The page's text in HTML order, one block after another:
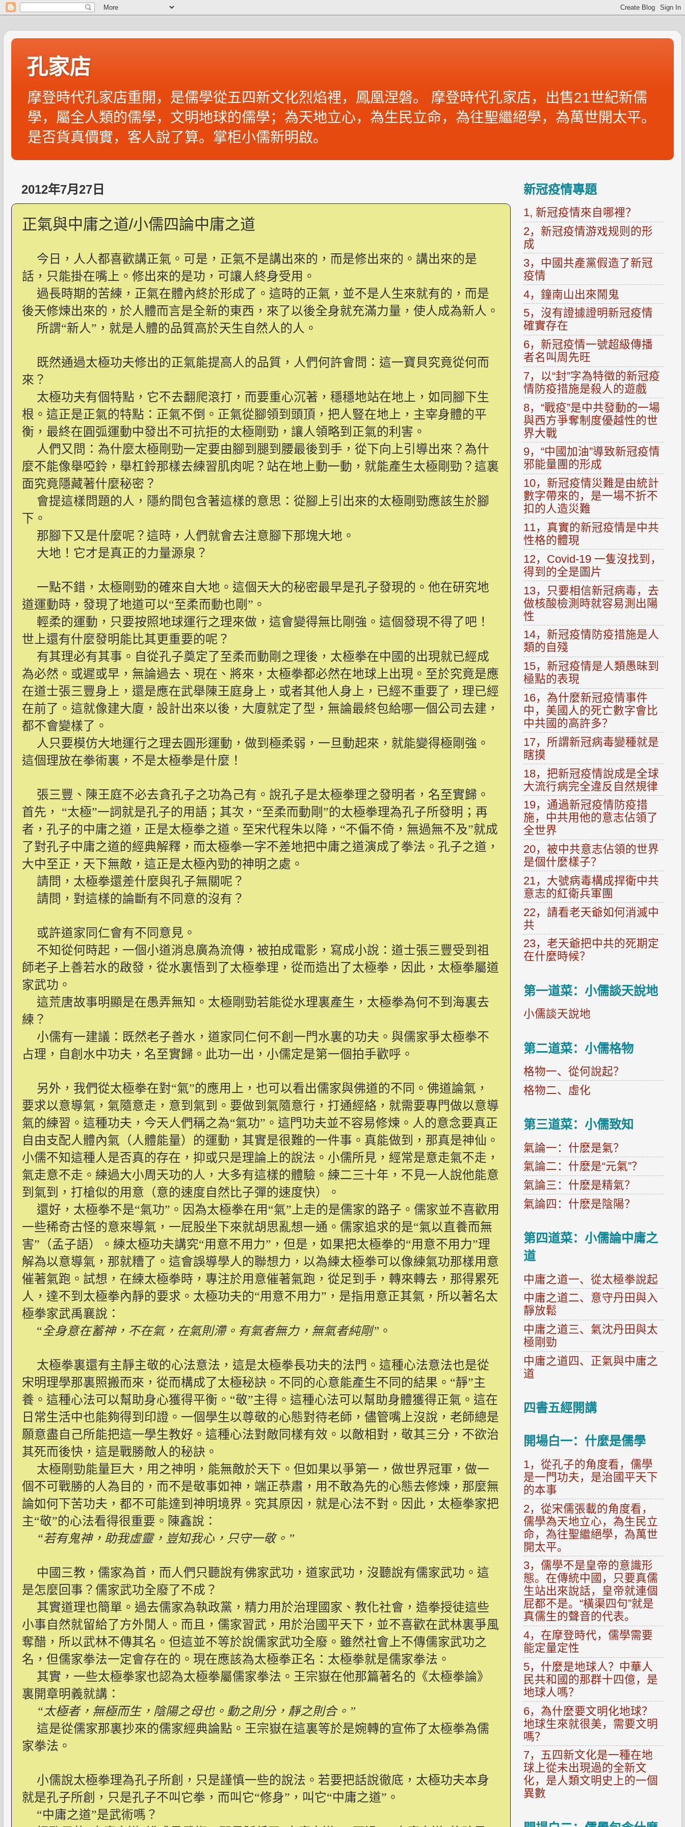
孔家店
摩登時代孔家店重開，是儒學從五四新文化烈焰裡，鳳凰涅磐。 摩登時代孔家店，出售21世紀新儒
學，屬全人類的儒學，文明地球的儒學；為天地立心，為生民立命，為往聖繼絕學，為萬世開太平。
是否貨真價實，客人說了算。掌柜小儒新明啟。
2012年7月27日
正氣與中庸之道/小儒四論中庸之道
今日，人人都喜歡講正氣。可是，正氣不是講出來的，而是修出來的。講出來的是
話，只能掛在嘴上。修出來的是功，可讓人終身受用。
過長時期的苦練，正氣在體內終於形成了。這時的正氣，並不是人生來就有的，而是
後天修煉出來的，於人體而言是全新的東西，來了以後全身就充滿力量，使人成為新人。
所謂“新人”，就是人體的品質高於天生自然人的人。
既然通過太極功夫修出的正氣能提高人的品質，人們何許會問：這一寶貝究竟從何而
來？
太極功夫有個特點，它不去翻爬滾打，而要重心沉著，穩穩地站在地上，如同腳下生
根。這正是正氣的特點：正氣不倒。正氣從腳領到頭頂，把人豎在地上，主宰身體的平
衡，最終在圓弧運動中發出不可抗拒的太極剛勁，讓人領略到正氣的利害。
人們又問：為什麼太極剛勁一定要由腳到腿到腰最後到手，從下向上引導出來？為什
麼不能像舉啞鈴，舉杠鈴那樣去練習肌肉呢？站在地上動一動，就能產生太極剛勁？這裏
面究竟隱藏著什麼秘密？
會提這樣問題的人，隱約間包含著這樣的意思：從腳上引出來的太極剛勁應該生於腳
下。
那腳下又是什麼呢？這時，人們就會去注意腳下那塊大地。
大地！它才是真正的力量源泉？
一點不錯，太極剛勁的確來自大地。這個天大的秘密最早是孔子發現的。他在研究地
道運動時，發現了地道可以“至柔而動也剛”。
輕柔的運動，只要按照地球運行之理來做，這會變得無比剛強。這個發現不得了吧！
世上還有什麼發明能比其更重要的呢？
有其理必有其事。自從孔子奠定了至柔而動剛之理後，太極拳在中國的出現就已經成
為必然。或遲或早，無論過去、現在、將來，太極拳都必然在地球上出現。至於究竟是應
在道士張三豐身上，還是應在武舉陳王庭身上，或者其他人身上，已經不重要了，理已經
在前了。這就像建大廈，設計出來以後，大廈就定了型，無論最終包給哪一個公司去建，
都不會變樣了。
人只要模仿大地運行之理去圓形運動，做到極柔弱，一旦動起來，就能變得極剛強。
這個理放在拳術裏，不是太極拳是什麼！
張三豐、陳王庭不必去貪孔子之功為己有。說孔子是太極拳理之發明者，名至實歸。
首先， “太極”一詞就是孔子的用語；其次，“至柔而動剛”的太極拳理為孔子所發明；再
者，孔子的中庸之道，正是太極拳之道。至宋代程朱以降，“不偏不倚，無過無不及”就成
了對孔子中庸之道的經典解釋，而太極拳一字不差地把中庸之道演成了拳法。孔子之道，
大中至正，天下無敵，這正是太極內勁的神明之處。
請問，太極拳還差什麼與孔子無關呢？
請問，對這樣的論斷有不同意的沒有？
或許道家同仁會有不同意見。
不知從何時起，一個小道消息廣為流傳，被拍成電影，寫成小說：道士張三豐受到祖
師老子上善若水的啟發，從水裏悟到了太極拳理，從而造出了太極拳，因此，太極拳屬道
家武功。
這荒唐故事明顯是在愚弄無知。太極剛勁若能從水理裏產生，太極拳為何不到海裏去
練？
小儒有一建議：既然老子善水，道家同仁何不創一門水裏的功夫。與儒家爭太極拳不
占理，自創水中功夫，名至實歸。此功一出，小儒定是第一個拍手歡呼。
另外，我們從太極拳在對“氣”的應用上，也可以看出儒家與佛道的不同。佛道論氣，
要求以意導氣，氣隨意走，意到氣到。要做到氣隨意行，打通經絡，就需要專門做以意導
氣的練習。這種功夫，今天人們稱之為“氣功”。這門功夫並不容易修煉。人的意念要真正
自由支配人體內氣（人體能量）的運動，其實是很難的一件事。真能做到，那真是神仙。
小儒不知這種人是否真的存在，抑或只是理論上的說法。小儒所見，經常是意走氣不走，
氣走意不走。練過大小周天功的人，大多有這樣的體驗。練二三十年，不見一人說他能意
到氣到，打槍似的用意（意的速度自然比子彈的速度快）。
還好，太極拳不是“氣功”。因為太極拳在用“氣”上走的是儒家的路子。儒家並不喜歡用
一些稀奇古怪的意來導氣，一屁股坐下來就胡思亂想一通。儒家追求的是“氣以直養而無
害”（孟子語）。練太極功夫講究“用意不用力”，但是，如果把太極拳的“用意不用力”理
解為以意導氣，那就糟了。這會誤導學人的聯想力，以為練太極拳可以像練氣功那樣用意
催著氣跑。試想，在練太極拳時，專注於用意催著氣跑，從足到手，轉來轉去，那得累死
人，達不到太極拳內靜的要求。太極功夫的“用意不用力”，是指用意正其氣，所以著名太
極拳家武禹襄說：
“全身意在蓄神，不在氣，在氣則滯。有氣者無力，無氣者純剛” 。
太極拳裏還有主靜主敬的心法意法，這是太極拳長功夫的法門。這種心法意法也是從
宋明理學那裏照搬而來，從而構成了太極秘訣。不同的心意能產生不同的結果。“靜”主
養。這種心法可以幫助身心獲得平衡。“敬”主得。這種心法可以幫助身體獲得正氣。這在
日常生活中也能夠得到印證。一個學生以尊敬的心態對待老師，儘管嘴上沒說，老師總是
願意盡自己所能把這一學生教好。這種心法對敵同樣有效。以敵相對，敬其三分，不欲治
其死而後快，這是戰勝敵人的秘訣。
太極剛勁能量巨大，用之神明，能無敵於天下。但如果以爭第一，做世界冠軍，做一
個不可戰勝的人為目的，而不是敬事如神，端正恭肅，用不敢為先的心態去修煉，那麼無
論如何下苦功夫，都不可能達到神明境界。究其原因，就是心法不對。因此，太極拳家把
主“敬”的心法看得很重要。陳鑫說：
“若有鬼神，助我虛靈，豈知我心，只守一敬。”
中國三教，儒家為首，而人們只聽說有佛家武功，道家武功，沒聽說有儒家武功。這
是怎麼回事？儒家武功全廢了不成？
其實道理也簡單。過去儒家為執政黨，精力用於治理國家、教化社會，造拳授徒這些
小事自然就留給了方外閒人。而且，儒家習武，用於治國平天下，並不喜歡在武林裏爭風
奪醋，所以武林不傳其名。但這並不等於說儒家武功全廢。雖然社會上不傳儒家武功之
名，但儒家拳法一定會存在的。現在應該為太極拳正名：太極拳就是儒家拳法。
其實，一些太極拳家也認為太極拳屬儒家拳法。王宗嶽在他那篇著名的《太極拳論》
裏開章明義就講：
“太極者，無極而生，陰陽之母也。動之則分，靜之則合。”
這是從儒家那裏抄來的儒家經典論點。王宗嶽在這裏等於是婉轉的宣佈了太極拳為儒
家拳法。
小儒說太極拳理為孔子所創，只是謹慎一些的說法。若要把話說徹底，太極功夫本身
就是孔子所創，只是孔子不叫它拳，而叫它“修身”，叫它“中庸之道”。
“中庸之道”是武術嗎？
新冠疫情專題
1, 新冠疫情來自哪裡？
2，新冠疫情游戏规则的形
成
3，中國共產黨假造了新冠
疫情
4，鐘南山出來鬧鬼
5，沒有證據證明新冠疫情
確實存在
6，新冠疫情一號超級傳播
者名叫周先旺
7，以“封”字為特徵的新冠疫
情防疫措施是殺人的遊戲
8，“戰疫”是中共發動的一場
與西方爭奪制度優越性的世
界大戰
9，“中國加油”導致新冠疫情
邪能量團的形成
10，新冠疫情災難是由統計
數字帶來的，是一場不折不
扣的人造災難
11，真實的新冠疫情是中共
性格的體現
12，Covid-19 一隻沒找到，
得到的全是圖片
13，只要相信新冠病毒，去
做核酸檢測時就容易測出陽
性
14，新冠疫情防疫措施是人
類的自殘
15，新冠疫情是人類愚昧到
極點的表現
16，為什麼新冠疫情事件
中，美國人的死亡數字會比
中共國的高許多？
17，所謂新冠病毒變種就是
瞎摸
18，把新冠疫情說成是全球
大流行病完全違反自然規律
19，通過新冠疫情防疫措
施，中共用他的意志佔領了
全世界
20，被中共意志佔領的世界
是個什麼樣子？
21，大號病毒構成捍衛中共
意志的紅衛兵軍團
22，請看老天爺如何消滅中
共
23，老天爺把中共的死期定
在什麼時候？
第一道菜：小儒談天說地
小儒談天說地
第二道菜：小儒格物
格物一、從何說起？
格物二、虛化
第三道菜：小儒致知
氣論一：什麽是氣？
氣論二：什麽是“元氣”？
氣論三：什麽是精氣？
氣論四：什麽是陰陽？
第四道菜：小儒論中庸之
道
中庸之道一、從太極拳說起
中庸之道二、意守丹田與入
靜放鬆
中庸之道三、氣沈丹田與太
極剛勁
中庸之道四、正氣與中庸之
道
四書五經開講
開場白一：什麼是儒學
1，從孔子的角度看，儒學
是一門功夫，是治國平天下
的本事
2，從宋儒張載的角度看，
儒學為天地立心，為生民立
命，為往聖繼絕學，為萬世
開太平。
3，儒學不是皇帝的意識形
態。在傳統中國，只要真儒
生站出來說話，皇帝就連個
屁都不是。“橫渠四句”就是
真儒生的聲音的代表。
4，在摩登時代，儒學需要
能定量定性
5，什麼是地球人？中華人
民共和國的那群十四億，是
地球人嗎？
6，為什麼要文明化地球？
地球生來就很美，需要文明
嗎？
7，五四新文化是一種在地
球上從未出現過的全新文
化，是人類文明史上的一個
異數